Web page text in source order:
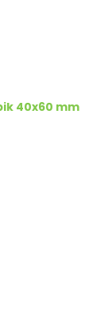
40x60 mm